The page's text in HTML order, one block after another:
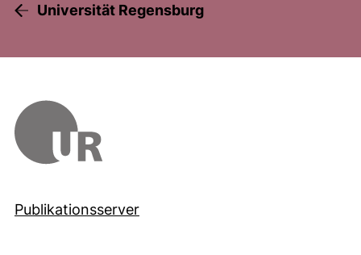
Universität Regensburg
Publikationsserver